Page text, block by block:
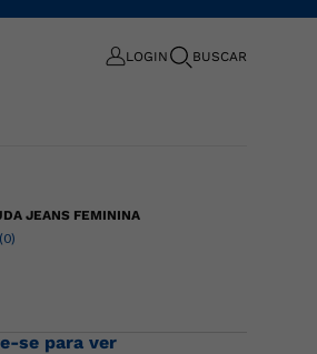
LOGIN BUSCAR
JEANS FEMININA
(0)
se para ver